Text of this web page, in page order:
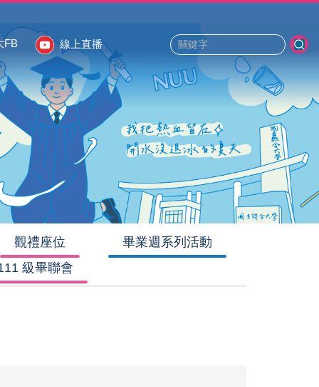
線上直播
觀禮座位
畢業週系列活動
級畢聯會